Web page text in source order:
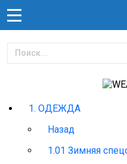
1. ОДЕЖДА
Назад
1.01 Зимняя